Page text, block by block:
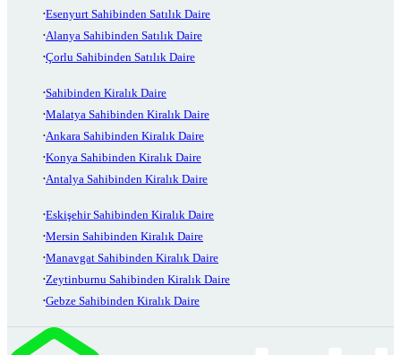
Esenyurt Sahibinden Satılık Daire
Alanya Sahibinden Satılık Daire
Çorlu Sahibinden Satılık Daire
Sahibinden Kiralık Daire
Malatya Sahibinden Kiralık Daire
Ankara Sahibinden Kiralık Daire
Konya Sahibinden Kiralık Daire
Antalya Sahibinden Kiralık Daire
Eskişehir Sahibinden Kiralık Daire
Mersin Sahibinden Kiralık Daire
Manavgat Sahibinden Kiralık Daire
Zeytinburnu Sahibinden Kiralık Daire
Gebze Sahibinden Kiralık Daire